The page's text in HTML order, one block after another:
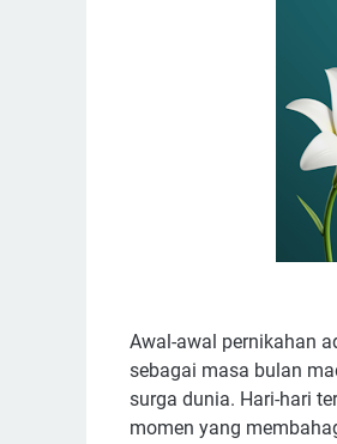
Awal-awal pernikahan
sebagai masa bulan
surga dunia. Hari-hari
momen yang